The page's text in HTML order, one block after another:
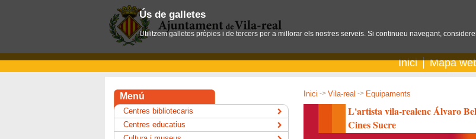
Inici Mapa
Inici -> Vila-real -> Equipaments
L'artista vila-realenc Álvaro
Cines Sucre
Menú
Centres bibliotecaris
Centres educatius
Ús de galletes
Utilitzem galletes pròpies i de tercers per a millorar els nostres serveis. Si continueu navegant,